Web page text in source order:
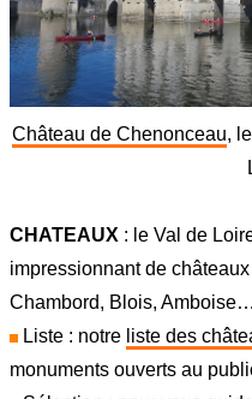
Château de Chenonceau,
CHATEAUX : le Val de
impressionnant de
Chambord, Blois, Amboise…
Liste : notre liste des
monuments ouverts au